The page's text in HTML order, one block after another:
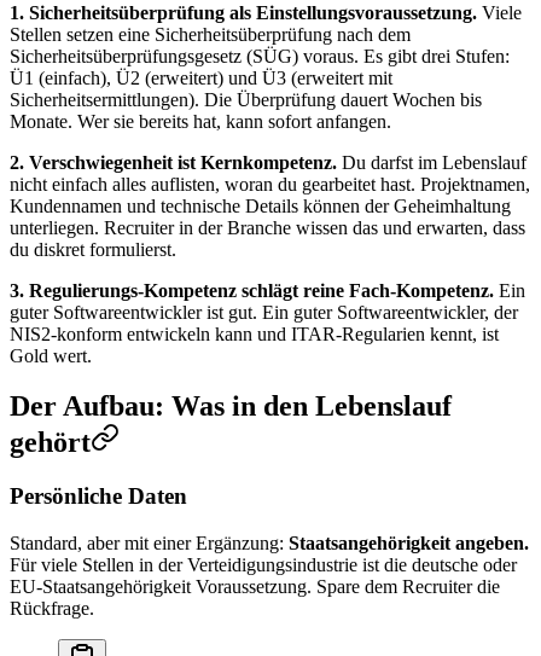
1. Sicherheitsüberprüfung als Einstellungsvoraussetzung. Viele
Stellen setzen eine Sicherheitsüberprüfung nach dem
Sicherheitsüberprüfungsgesetz (SÜG) voraus. Es gibt drei Stufen:
Ü1 (einfach), Ü2 (erweitert) und Ü3 (erweitert mit
Sicherheitsermittlungen). Die Überprüfung dauert Wochen bis
Monate. Wer sie bereits hat, kann sofort anfangen.
2. Verschwiegenheit ist Kernkompetenz. Du darfst im Lebenslauf
nicht einfach alles auflisten, woran du gearbeitet hast. Projektnamen,
Kundennamen und technische Details können der Geheimhaltung
unterliegen. Recruiter in der Branche wissen das und erwarten, dass
du diskret formulierst.
3. Regulierungs-Kompetenz schlägt reine Fach-Kompetenz. Ein
guter Softwareentwickler ist gut. Ein guter Softwareentwickler, der
NIS2-konform entwickeln kann und ITAR-Regularien kennt, ist
Gold wert.
Der Aufbau: Was in den Lebenslauf
gehört
Persönliche Daten
Standard, aber mit einer Ergänzung: Staatsangehörigkeit angeben.
Für viele Stellen in der Verteidigungsindustrie ist die deutsche oder
EU-Staatsangehörigkeit Voraussetzung. Spare dem Recruiter die
Rückfrage.